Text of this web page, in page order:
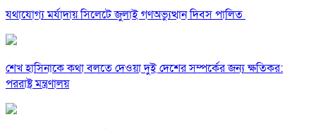
যথাযোগ্য মর্যাদায় সিলেটে জুলাই গণঅভ্যুত্থান দিবস পালিত
শেখ হাসিনাকে কথা বলতে দেওয়া দুই দেশের সম্পর্কের জন্য ক্ষতিকর:
পররাষ্ট্র মন্ত্রণালয়